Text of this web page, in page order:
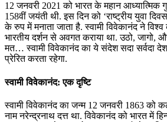
12 जनवरी 2021 को भारत के महान आध्‍यात्मिक
158वीं जयंती थी. इस दिन को ‘राष्ट्रीय युवा
के रुप में मनाता जाता है. स्‍वामी विवेकानंद ने
भारतीय दर्शन से अवगत कराया था. उठो, जागो,
मत… स्वामी विवेकानंद का ये संदेश सदा सर्वदा
प्रेरित करता रहेगा.
स्वामी विवेकानंद: एक दृष्टि
स्वामी विवेकानंद का जन्म 12 जनवरी 1863 को
नाम नरेन्द्रनाथ दत्त था. विवेकानंद को भारत में